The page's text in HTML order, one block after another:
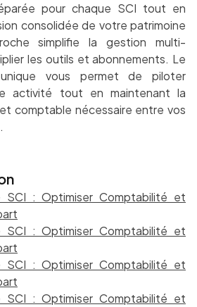
pour chaque SCI tout en
consolidée de votre patrimoine
simplifie la gestion multi-
les outils et abonnements. Le
vous permet de piloter
activité tout en maintenant la
comptable nécessaire entre vos
SCI : Optimiser Comptabilité et
SCI : Optimiser Comptabilité et
SCI : Optimiser Comptabilité et
SCI : Optimiser Comptabilité et